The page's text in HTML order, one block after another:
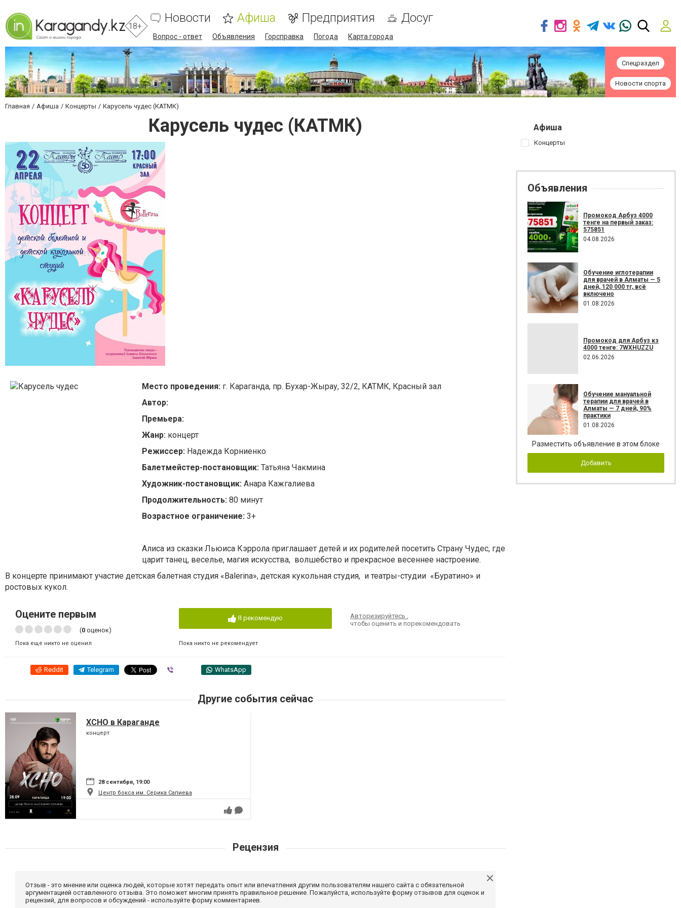
18+
Новости Афиша Предприятия Досуг
Вопрос - ответ Объявления Горсправка Погода Карта города
Спецраздел
Новости спорта
Главная Афиша Концерты Карусель чудес (КАТМК)
Карусель чудес (КАТМК)
Место проведения: г. Караганда, пр. Бухар-Жырау, 32/2, КАТМК, Красный зал
Автор:
Премьера:
Жанр: концерт
Режиссер: Надежда Корниенко
Балетмейстер-постановщик: Татьяна Чакмина
Художник-постановщик: Анара Кажгалиева
Продолжительность: 80 минут
Возрастное ограничение: 3+
Алиса из сказки Льюиса Кэррола приглашает детей и их родителей посетить Страну Чудес, где
царит танец, веселье, магия искусства, волшебство и прекрасное весеннее настроение.
В концерте принимают участие детская балетная студия «Balerina», детская кукольная студия, и театры-студии «Буратино» и
ростовых кукол.
Оцените первым
(0 оценок)
Пока еще никто не оценил
Я рекомендую
Пока никто не рекомендует
Авторизируйтесь,
чтобы оценить и порекомендовать
Reddit Telegram WhatsApp
Другие события сейчас
XCHO в Караганде
концерт
28 сентября, 19:00
Центр бокса им. Серика Сапиева
Рецензия
Отзыв - это мнение или оценка людей, которые хотят передать опыт или впечатления другим пользователям нашего сайта с обязательной
аргументацией оставленного отзыва. Это поможет многим принять правильное решение. Пожалуйста, используйте форму отзывов для оценок и
рецензий, для вопросов и обсуждений - используйте форму комментариев.
Афиша
Концерты
Объявления
Промокод Арбуз 4000
тенге на первый заказ:
575851
04.08.2026
Обучение иглотерапии
для врачей в Алматы — 5
дней, 120 000 тг, всё
включено
01.08.2026
Промокод для Арбуз кз
4000 тенге: 7WXHUZZU
02.06.2026
Обучение мануальной
терапии для врачей в
Алматы — 7 дней, 90%
практики
01.08.2026
Разместить объявление в этом блоке
Добавить